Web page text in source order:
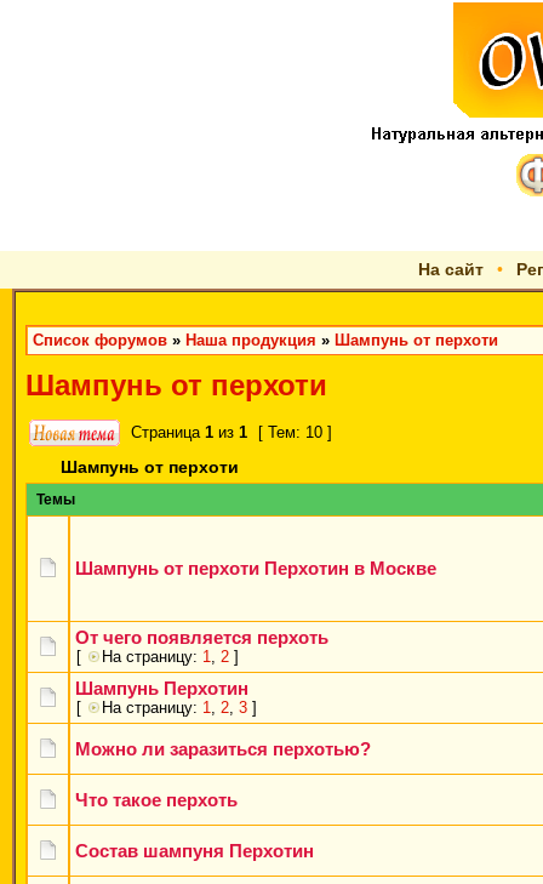
На сайт •
Список форумов » Наша продукция » Шампунь от перхоти
Шампунь от перхоти
Страница 1 из 1 [ Тем: 10 ]
Шампунь от перхоти
Темы
Шампунь от перхоти Перхотин в Москве
От чего появляется перхоть
На страницу: 1, 2
Шампунь Перхотин
На страницу: 1, 2, 3
Можно ли заразиться перхотью?
Что такое перхоть
Состав шампуня Перхотин